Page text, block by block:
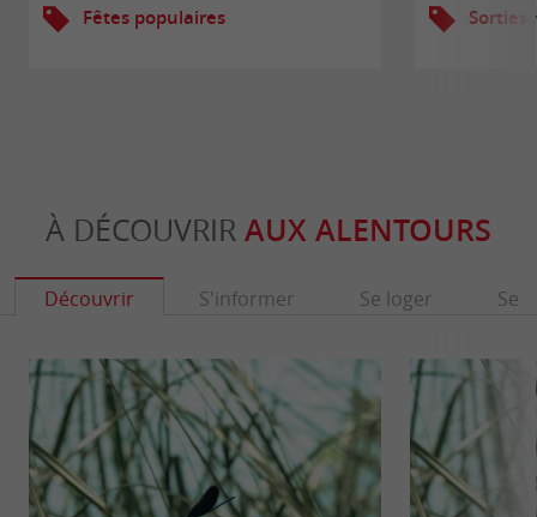
Fêtes populaires Sorties
À DÉCOUVRIR AUX ALENTOURS
Découvrir S'informer Se loger Se